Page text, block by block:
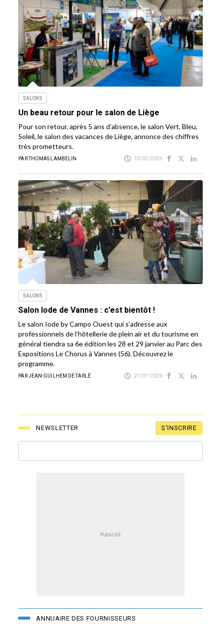
SALONS
Un beau retour pour le salon de Liège
Pour son retour, après 5 ans d’absence, le salon Vert, Bleu,
Soleil, le salon des vacances de Liège, annonce des chiffres
très prometteurs.
PAR THOMAS LAMBELIN 13/02/2026
SALONS
Salon Iode de Vannes : c’est bientôt !
Le salon Iode by Campo Ouest qui s‘adresse aux
professionnels de l’hôtellerie de plein air et du tourisme en
général tiendra sa 6e édition les 28 et 29 janvier au Parc des
Expositions Le Chorus à Vannes (56). Découvrez le
programme.
PAR JEAN-GUILHEM DE TARLÉ 21/01/2026
NEWSLETTER S'INSCRIRE
ANNUAIRE DES FOURNISSEURS